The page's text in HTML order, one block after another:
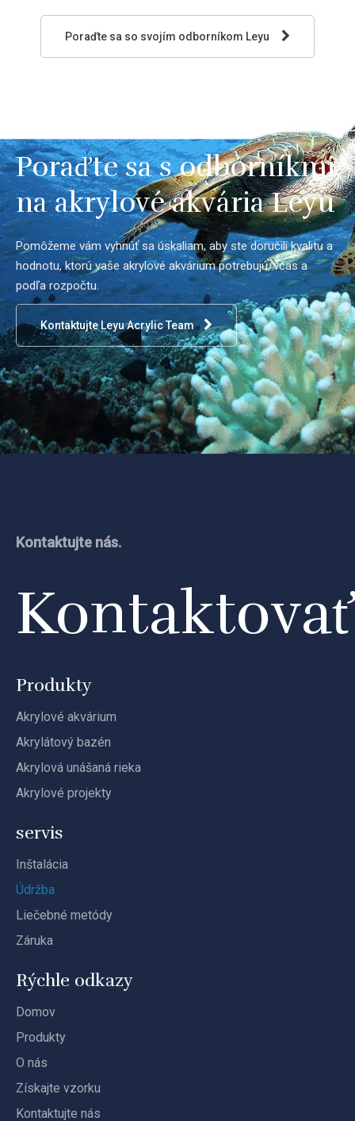
Poraďte sa so svojím odborníkom Leyu
Poraďte sa s odborníkmi
na akrylové akvária Leyu
Pomôžeme vám vyhnúť sa úskaliam, aby ste doručili kvalitu a
hodnotu, ktorú vaše akrylové akvárium potrebujú, včas a
podľa rozpočtu.
Kontaktujte Leyu Acrylic Team
Kontaktujte nás.
Produkty
Akrylové akvárium
Akrylátový bazén
Akrylová unášaná rieka
Akrylové projekty
servis
Inštalácia
Údržba
Liečebné metódy
Záruka
Rýchle odkazy
Domov
Produkty
O nás
Získajte vzorku
Kontaktujte nás